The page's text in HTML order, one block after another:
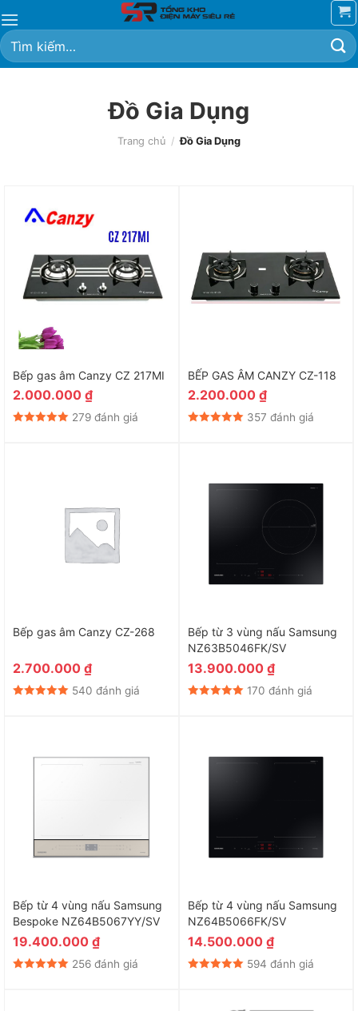
đến
nội
dung
Tìm
kiếm:
Đồ Gia Dụng
Trang chủ / Đồ Gia Dụng
Bếp gas âm Canzy CZ 217MI
2.000.000 ₫
279 đánh giá
BẾP GAS ÂM CANZY CZ-118
2.200.000 ₫
357 đánh giá
Bếp gas âm Canzy CZ-268
2.700.000 ₫
540 đánh giá
Bếp từ 3 vùng nấu Samsung
NZ63B5046FK/SV
13.900.000 ₫
170 đánh giá
Bếp từ 4 vùng nấu Samsung
Bespoke NZ64B5067YY/SV
19.400.000 ₫
256 đánh giá
Bếp từ 4 vùng nấu Samsung
NZ64B5066FK/SV
14.500.000 ₫
594 đánh giá